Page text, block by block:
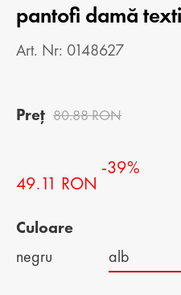
pantofi damă
Art. Nr: 0148627
Preț 80.88 RON
49.11 RON
-39%
Culoare
negru
alb